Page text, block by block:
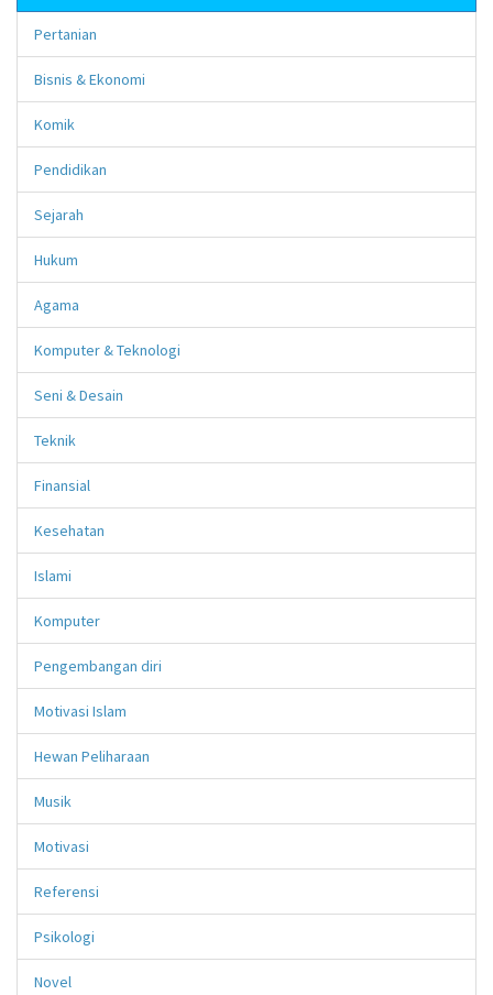
Pertanian
Bisnis & Ekonomi
Komik
Pendidikan
Sejarah
Hukum
Agama
Komputer & Teknologi
Seni & Desain
Teknik
Finansial
Kesehatan
Islami
Komputer
Pengembangan diri
Motivasi Islam
Hewan Peliharaan
Musik
Motivasi
Referensi
Psikologi
Novel